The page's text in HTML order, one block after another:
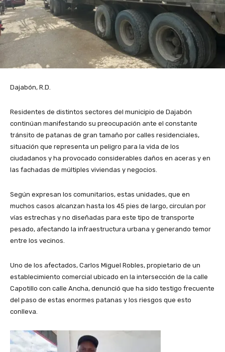
Dajabón, R.D.
Residentes de distintos sectores del municipio de Dajabón
continúan manifestando su preocupación ante el constante
tránsito de patanas de gran tamaño por calles residenciales,
situación que representa un peligro para la vida de los
ciudadanos y ha provocado considerables daños en aceras y en
las fachadas de múltiples viviendas y negocios.
Según expresan los comunitarios, estas unidades, que en
muchos casos alcanzan hasta los 45 pies de largo, circulan por
vías estrechas y no diseñadas para este tipo de transporte
pesado, afectando la infraestructura urbana y generando temor
entre los vecinos.
Uno de los afectados, Carlos Miguel Robles, propietario de un
establecimiento comercial ubicado en la intersección de la calle
Capotillo con calle Ancha, denunció que ha sido testigo frecuente
del paso de estas enormes patanas y los riesgos que esto
conlleva.